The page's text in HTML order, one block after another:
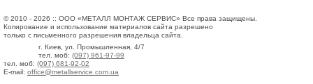
© 2010 - 2026 :: ООО «МЕТАЛЛ МОНТАЖ СЕРВИС» Все права защищены.
Копирование и использование материалов сайта разрешено
только с письменного разрешения владельца сайта.
г. Киев, ул. Промышленная, 4/7
тел. моб: (097) 961-97-99
тел. моб: (097) 681-92-02
E-mail: office@metallservice.com.ua